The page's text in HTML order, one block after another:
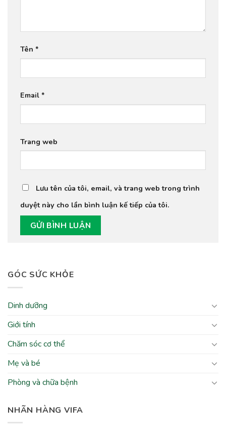
GÓC SỨC KHỎE
Dinh dưỡng
Giới tính
Chăm sóc cơ thể
Mẹ và bé
Phòng và chữa bệnh
NHÃN HÀNG VIFA
Tên *
Email *
Trang web
Lưu tên của tôi, email, và trang web trong trình
duyệt này cho lần bình luận kế tiếp của tôi.